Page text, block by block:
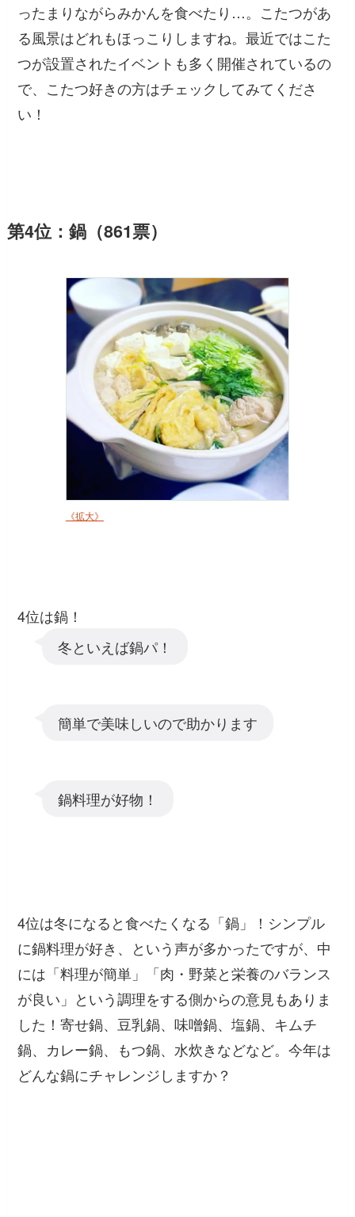
ったまりながらみかんを食べたり…。こたつがあ
る風景はどれもほっこりしますね。最近ではこた
つが設置されたイベントも多く開催されているの
で、こたつ好きの方はチェックしてみてくださ
い！
第4位：鍋（861票）
《拡大》
4位は鍋！
冬といえば鍋パ！
簡単で美味しいので助かります
鍋料理が好物！
4位は冬になると食べたくなる「鍋」！シンプル
に鍋料理が好き、という声が多かったですが、中
には「料理が簡単」「肉・野菜と栄養のバランス
が良い」という調理をする側からの意見もありま
した！寄せ鍋、豆乳鍋、味噌鍋、塩鍋、キムチ
鍋、カレー鍋、もつ鍋、水炊きなどなど。今年は
どんな鍋にチャレンジしますか？